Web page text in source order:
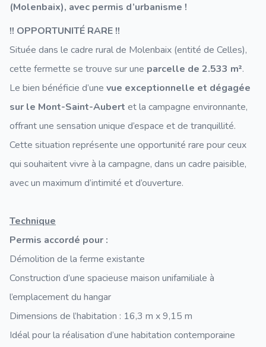
(Molenbaix), avec permis d’urbanisme !
!! OPPORTUNITÉ RARE !!
Située dans le cadre rural de Molenbaix (entité de Celles),
cette fermette se trouve sur une parcelle de 2.533 m².
Le bien bénéficie d’une vue exceptionnelle et dégagée
sur le Mont-Saint-Aubert et la campagne environnante,
offrant une sensation unique d’espace et de tranquillité.
Cette situation représente une opportunité rare pour ceux
qui souhaitent vivre à la campagne, dans un cadre paisible,
avec un maximum d’intimité et d’ouverture.
Technique
Permis accordé pour :
Démolition de la ferme existante
Construction d’une spacieuse maison unifamiliale à
l’emplacement du hangar
Dimensions de l’habitation : 16,3 m x 9,15 m
Idéal pour la réalisation d’une habitation contemporaine